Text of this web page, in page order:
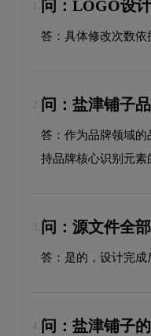
问：LOGO设
答：具体修改次数依
2. 问：盐津铺子
答：作为品牌领域
持品牌核心识别元素
3. 问：源文件全
答：是的，设计完成
4. 问：盐津铺子